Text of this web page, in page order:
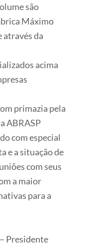
são
Máximo
através da
acima
primazia pela
ABRASP
com especial
e a situação de
com seus
a maior
para a
Presidente